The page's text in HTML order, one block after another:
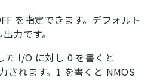
を指定できます。デフォルト
力です。
た I/O に対し 0 を書くと
されます。1 を書くと NMOS